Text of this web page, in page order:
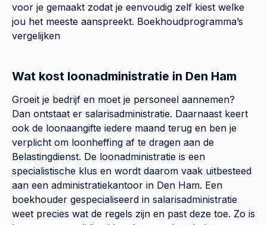
voor je gemaakt zodat je eenvoudig zelf kiest welke
jou het meeste aanspreekt. Boekhoudprogramma’s
vergelijken
Wat kost loonadministratie in Den Ham
Groeit je bedrijf en moet je personeel aannemen?
Dan ontstaat er salarisadministratie. Daarnaast keert
ook de loonaangifte iedere maand terug en ben je
verplicht om loonheffing af te dragen aan de
Belastingdienst. De loonadministratie is een
specialistische klus en wordt daarom vaak uitbesteed
aan een administratiekantoor in Den Ham. Een
boekhouder gespecialiseerd in salarisadministratie
weet precies wat de regels zijn en past deze toe. Zo is